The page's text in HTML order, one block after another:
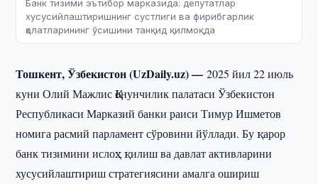
Банк тизими эътибор марказида: депутатлар
хусусийлаштиришнинг сустлиги ва фирибгарлик
ҳолатларининг ўсишини танқид қилмоқда
Тошкент, Ўзбекистон (UzDaily.uz) —2025 йил 22 июль
куни Олий Мажлис Қонунчилик палатаси Ўзбекистон
Республикаси Марказий банки раиси Тимур Ишметов
номига расмий парламент сўровини йўллади. Бу қарор
банк тизимини ислоҳ қилиш ва давлат активларини
хусусийлаштириш стратегиясини амалга ошириш